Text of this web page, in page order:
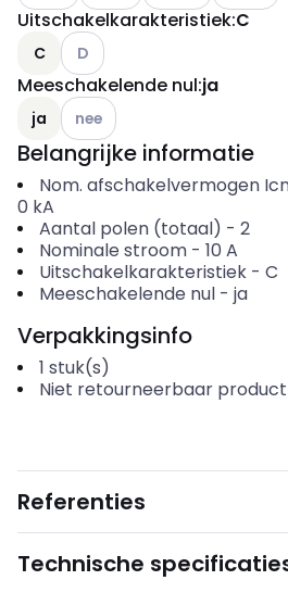
Uitschakelkarakteristiek:C
C Andere varianten (Huidige
D
Meeschakelende nul:ja
ja Andere varianten (Huidige
nee
Belangrijke informatie
Nom. afschakelvermogen
0 kA
Aantal polen (totaal) - 2
Nominale stroom- 10 A
Uitschakelkarakteristiek- C
Meeschakelende nul- ja
Verpakkingsinfo
1 stuk(s)
Niet retourneerbaar product
Referenties
Technische